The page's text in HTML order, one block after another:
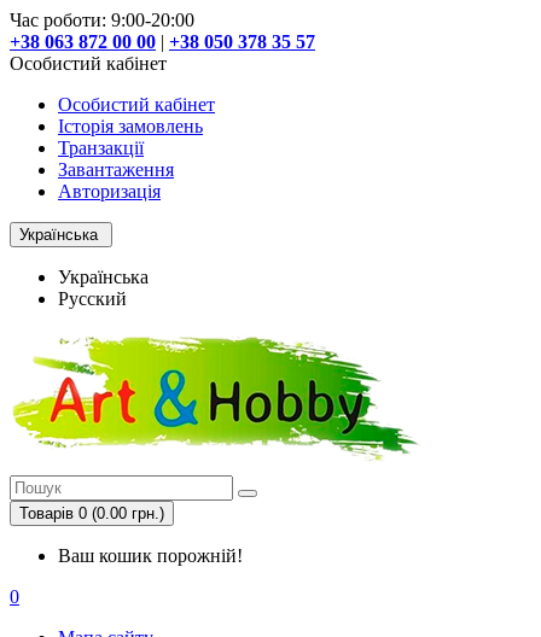
Час роботи: 9:00-20:00
+38 063 872 00 00 | +38 050 378 35 57
Особистий кабінет
Особистий кабінет
Історія замовлень
Транзакції
Завантаження
Авторизація
Українська
Українська
Русский
Товарів 0 (0.00 грн.)
Ваш кошик порожній!
0